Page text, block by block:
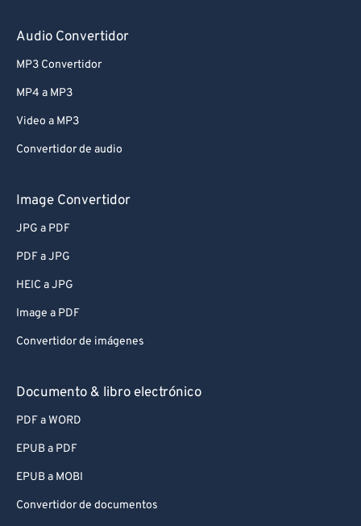
Audio Convertidor
MP3 Convertidor
MP4 a MP3
Video a MP3
Convertidor de audio
Image Convertidor
JPG a PDF
PDF a JPG
HEIC a JPG
Image a PDF
Convertidor de imágenes
Documento & libro electrónico
PDF a WORD
EPUB a PDF
EPUB a MOBI
Convertidor de documentos